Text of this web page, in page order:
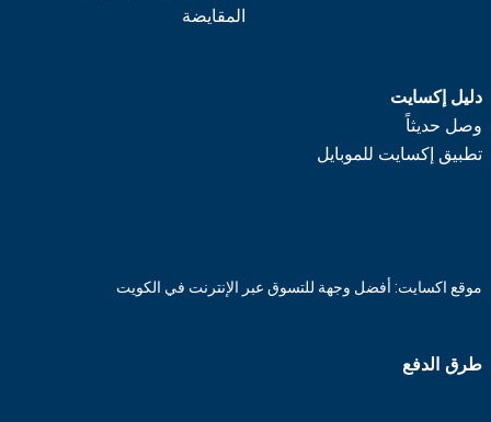
المقايضة
دليل إكسايت
وصل حديثاً
تطبيق إكسايت للموبايل
موقع اكسايت: أفضل وجهة للتسوق عبر الإنترنت في الكويت
طرق الدفع